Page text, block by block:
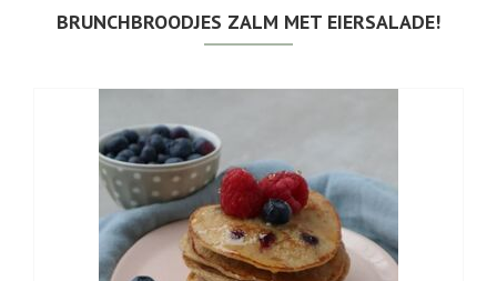
BRUNCHBROODJES ZALM MET EIERSALADE!